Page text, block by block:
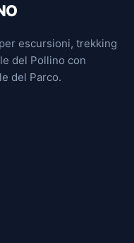
escursioni, trekking
del Pollino con
del Parco.